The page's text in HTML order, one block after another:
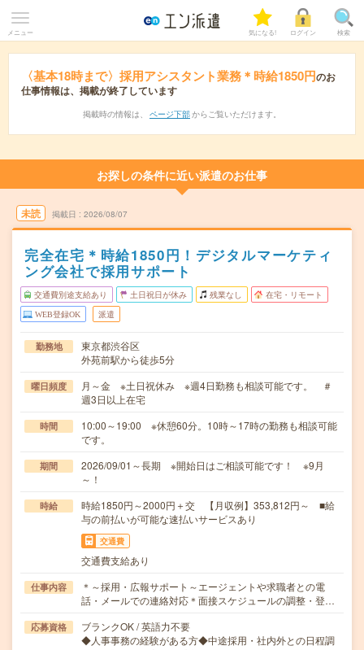
メニュー 気になる! ログイン 検索
〈基本18時まで〉採用アシスタント業務＊時給1850円のお
仕事情報は、掲載が終了しています
掲載時の情報は、 ページ下部 からご覧いただけます。
お探しの条件に近い派遣のお仕事
未読 掲載日 2026/08/07
完全在宅＊時給1850円！デジタルマーケティ
ング会社で採用サポート
交通費別途支給あり 土日祝日が休み 残業なし 在宅・リモート
WEB登録OK 派遣
勤務地
東京都渋谷区
外苑前駅から徒歩5分
曜日頻度
月～金 ※土日祝休み ※週4日勤務も相談可能です。 ＃
週3日以上在宅
時間
10:00～19:00 ※休憩60分。10時～17時の勤務も相談可能
です。
期間
2026/09/01～長期 ※開始日はご相談可能です！ ※9月
～！
時給
時給1850円～2000円＋交 【月収例】353,812円～ ■給
与の前払いが可能な速払いサービスあり
交通費
交通費支給あり
仕事内容
＊～採用・広報サポート～エージェントや求職者との電
話・メールでの連絡対応＊面接スケジュールの調整・登…
応募資格
ブランクOK / 英語力不要
◆人事事務の経験がある方◆中途採用・社内外との日程調